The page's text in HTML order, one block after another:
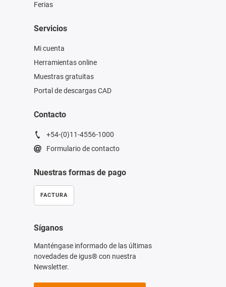
Ferias
Servicios
Mi cuenta
Herramientas online
Muestras gratuitas
Portal de descargas CAD
Contacto
+54-(0)11-4556-1000
Formulario de contacto
Nuestras formas de pago
FACTURA
Síganos
Manténgase informado de las últimas
novedades de igus® con nuestra
Newsletter.